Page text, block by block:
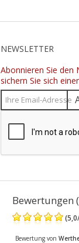
NEWSLETTER
Abonnieren Sie den
sichern Sie sich
Bewertungen
(5,0
Bewertung von